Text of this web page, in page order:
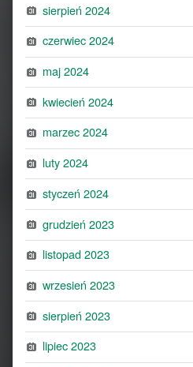
sierpień 2024
czerwiec 2024
maj 2024
kwiecień 2024
marzec 2024
luty 2024
styczeń 2024
grudzień 2023
listopad 2023
wrzesień 2023
sierpień 2023
lipiec 2023